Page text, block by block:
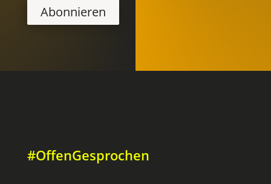
Abonnieren
#OffenGesprochen